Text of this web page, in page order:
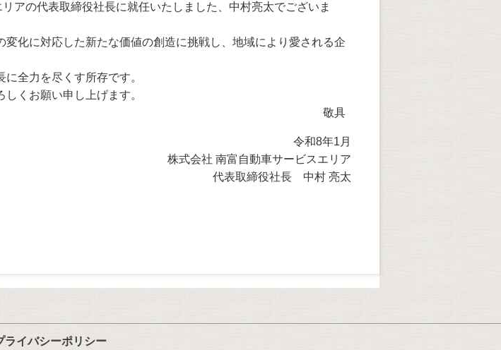
アの代表取締役社長に就任いたしました、中村亮太でございま
化に対応した新たな価値の創造に挑戦し、地域により愛される企
全力を尽くす所存です。
くお願い申し上げます。
具
令和8年1月
株式会社 南富自動車サービスエリア
代表取締役社長 中村 亮太
ライバシーポリシー